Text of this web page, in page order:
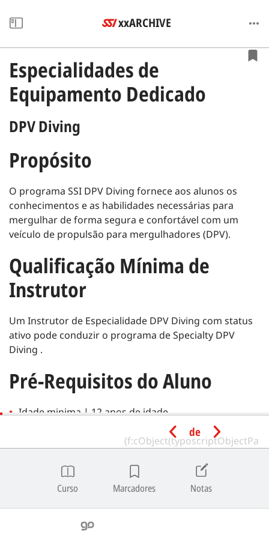
xxARCHIVE
Especialidades de
Equipamento Dedicado
DPV Diving
Propósito
O programa SSI DPV Diving fornece aos alunos os
conhecimentos e as habilidades necessárias para
mergulhar de forma segura e confortável com um
veículo de propulsão para mergulhadores (DPV).
Qualificação Mínima de
Instrutor
Um Instrutor de Especialidade DPV Diving com status
ativo pode conduzir o programa de Specialty DPV
Diving .
Pré-Requisitos do Aluno
Idade minima | 12 anos de idade.
Tenha as seguinte certificações SSI ou equivalentes
Referral Diver
Os SSI Referral Divers podem inscrever-se em programas
de Especialidade SSI e fazer todas as sessões académicas e em
de
Curso Marcadores Notas